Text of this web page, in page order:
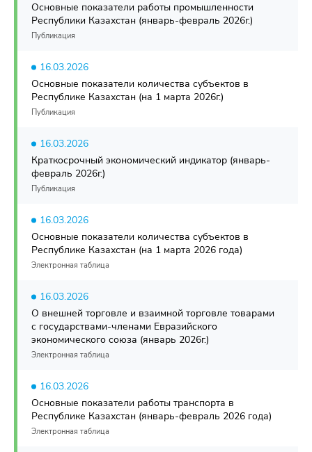
Основные показатели работы промышленности
Республики Казахстан (январь-февраль 2026г.)
Публикация
16.03.2026
Основные показатели количества субъектов в
Республике Казахстан (на 1 марта 2026г.)
Публикация
16.03.2026
Краткосрочный экономический индикатор (январь-
февраль 2026г.)
Публикация
16.03.2026
Основные показатели количества субъектов в
Республике Казахстан (на 1 марта 2026 года)
Электронная таблица
16.03.2026
О внешней торговле и взаимной торговле товарами
с государствами-членами Евразийского
экономического союза (январь 2026г.)
Электронная таблица
16.03.2026
Основные показатели работы транспорта в
Республике Казахстан (январь-февраль 2026 года)
Электронная таблица